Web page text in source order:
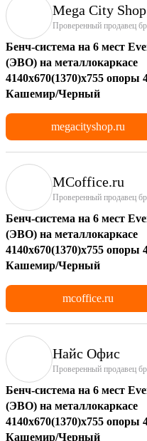
Mega City Shop
Проверенный продавец
Бенч-система на 6 мест
(ЭВО) на металлокаркасе
4140х670(1370)x755 опоры
Кашемир/Черный
megacityshop.ru
MCoffice.ru
Проверенный продавец
Бенч-система на 6 мест
(ЭВО) на металлокаркасе
4140х670(1370)x755 опоры
Кашемир/Черный
mcoffice.ru
Найс Офис
Проверенный продавец
Бенч-система на 6 мест
(ЭВО) на металлокаркасе
4140х670(1370)x755 опоры
Кашемир/Черный